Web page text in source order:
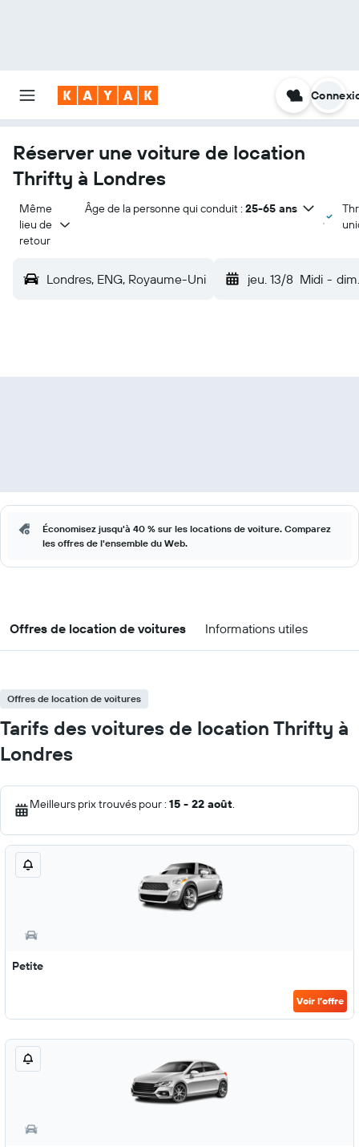
Réserver une voiture de location
Thrifty à Londres
Même
lieu de
retour
Âge de la personne qui conduit : 25-65 ans
Londres, ENG, Royaume-Uni jeu. 13/8 Midi -
Économisez jusqu'à 40 % sur les locations de voiture. Comparez
les offres de l'ensemble du Web.
Offres de location de voitures Informations utiles
Offres de location de voitures
Tarifs des voitures de location Thrifty à
Londres
Meilleurs prix trouvés pour : 15 - 22 août.
Petite
Voir l’offre